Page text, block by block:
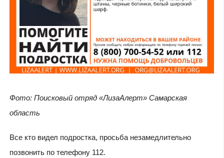
Фото: Поисковый отряд «ЛизаАлерт» Самарская
область
Все кто видел подростка, просьба незамедлительно
позвонить по телефону 112.